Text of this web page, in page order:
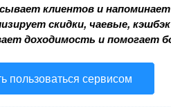
клиентов и
скидки, чаевые,
доходимость и помогает
пользоваться сервисом